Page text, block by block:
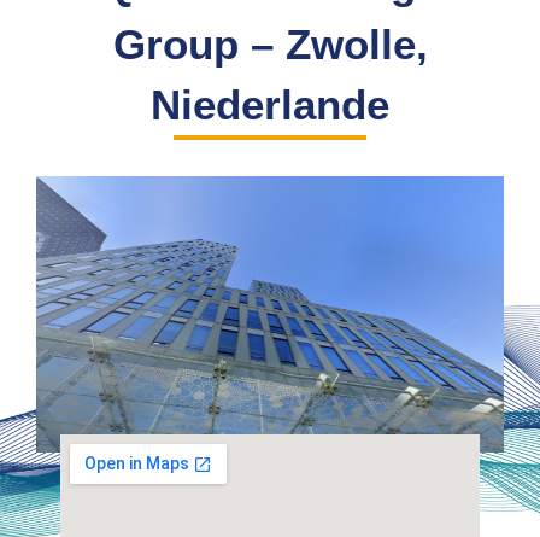
Group – Zwolle,
Niederlande